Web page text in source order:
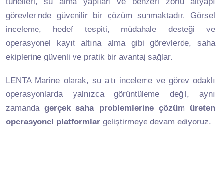
görevlerinde güvenilir bir çözüm sunmaktadır. Görsel
inceleme, hedef tespiti, müdahale desteği ve
operasyonel kayıt altına alma gibi görevlerde, saha
ekiplerine güvenli ve pratik bir avantaj sağlar.
LENTA Marine olarak, su altı inceleme ve görev odaklı
operasyonlarda yalnızca görüntüleme değil, aynı
zamandagerçek saha problemlerine çözüm üreten
operasyonel platformlar geliştirmeye devam ediyoruz.